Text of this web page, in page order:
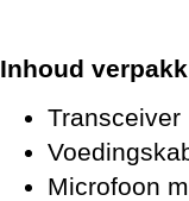
Inhoud
Transceiver
Microfoon